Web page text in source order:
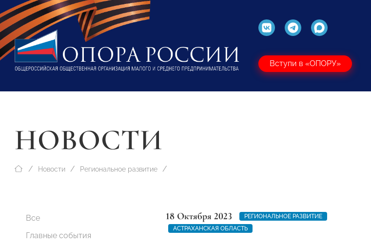
Вступи в «ОПОРУ»
НОВОСТИ
Новости Региональное развитие
Все
Главные события
18 Октября 2023
РЕГИОНАЛЬНОЕ РАЗВИТИЕ
АСТРАХАНСКАЯ ОБЛАСТЬ